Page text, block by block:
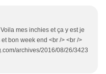
mes inchies et ça y est je
bon week end <br /> <br />
archives/2016/08/26/3423